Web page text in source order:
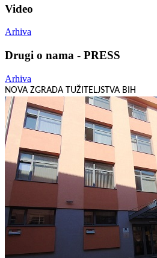
Video
Arhiva
Drugi o nama - PRESS
Arhiva
NOVA ZGRADA TUŽITELJSTVA BIH